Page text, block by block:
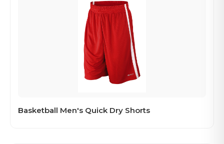
Basketball Men's Quick Dry Shorts